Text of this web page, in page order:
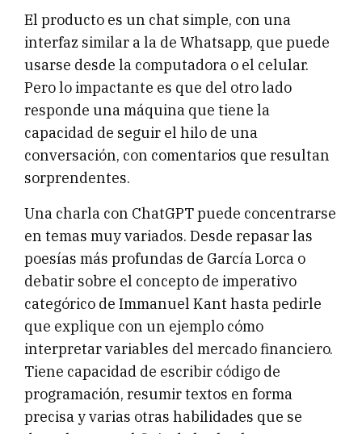
El producto es un chat simple, con una
interfaz similar a la de Whatsapp, que puede
usarse desde la computadora o el celular.
Pero lo impactante es que del otro lado
responde una máquina que tiene la
capacidad de seguir el hilo de una
conversación, con comentarios que resultan
sorprendentes.
Una charla con ChatGPT puede concentrarse
en temas muy variados. Desde repasar las
poesías más profundas de García Lorca o
debatir sobre el concepto de imperativo
categórico de Immanuel Kant hasta pedirle
que explique con un ejemplo cómo
interpretar variables del mercado financiero.
Tiene capacidad de escribir código de
programación, resumir textos en forma
precisa y varias otras habilidades que se